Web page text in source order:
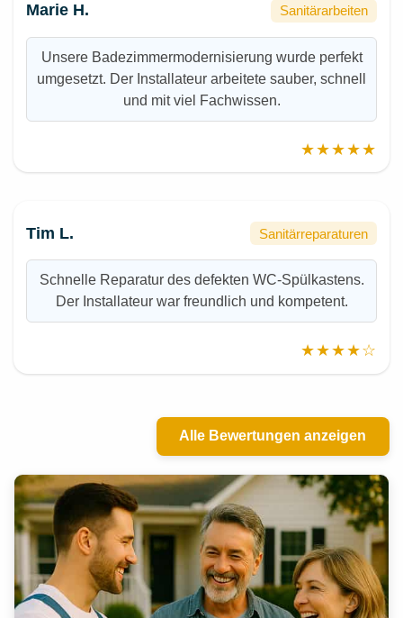
Marie H. Sanitärarbeiten
Unsere Badezimmermodernisierung wurde perfekt
umgesetzt. Der Installateur arbeitete sauber, schnell
und mit viel Fachwissen.
★★★★★
Tim L. Sanitärreparaturen
Schnelle Reparatur des defekten WC-Spülkastens.
Der Installateur war freundlich und kompetent.
★★★★☆
Alle Bewertungen anzeigen